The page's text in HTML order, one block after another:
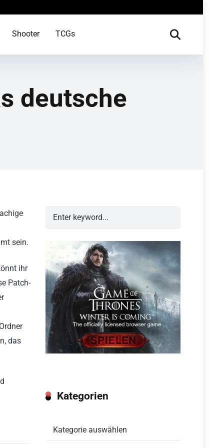
Shooter TCGs
deutsche
sein.
ihr
Patch-
das
Kategorien